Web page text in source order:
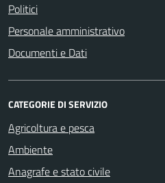
Politici
Personale amministrativo
Documenti e Dati
CATEGORIE DI SERVIZIO
Agricoltura e pesca
Ambiente
Anagrafe e stato civile